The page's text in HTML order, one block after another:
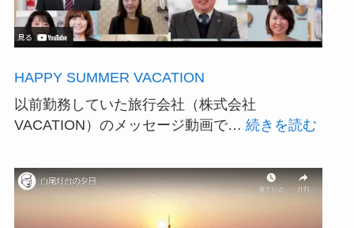
HAPPY SUMMER VACATION
以前勤務していた旅行会社（株式会社
VACATION）のメッセージ動画で… 続きを読む: